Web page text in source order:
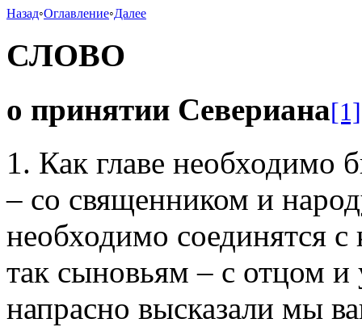
Назад◦Оглавление◦Далее
СЛОВО
о принятии Севериана[1]
1. Как главе необходимо
– со священником и
необходимо соединятся
так сыновьям – с отцом
напрасно высказали мы